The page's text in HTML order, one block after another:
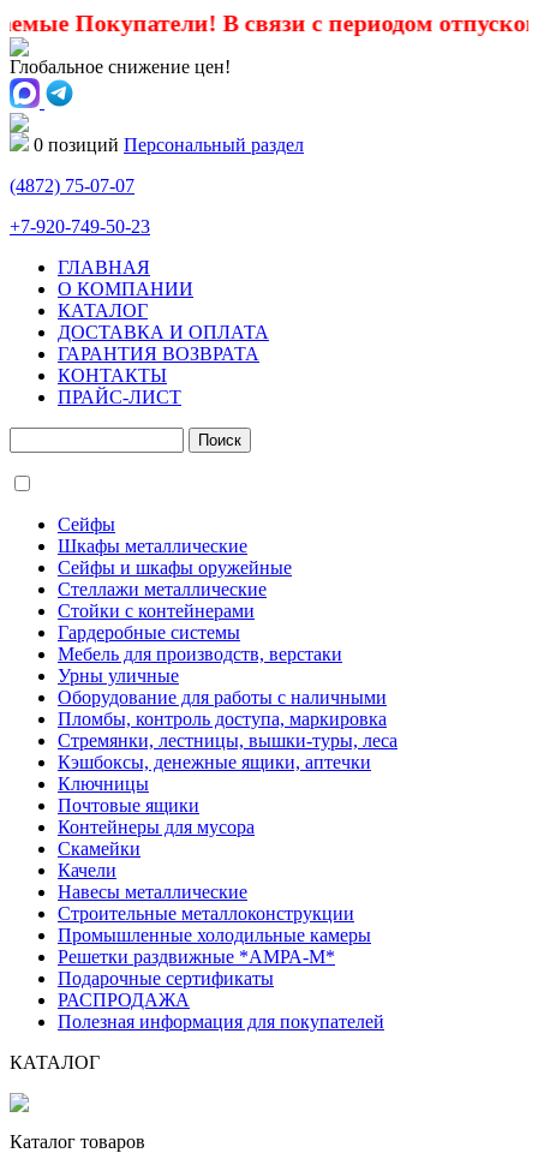
Покупатели! В связи с периодом отпусков
Глобальное снижение цен!
0 позиций Персональный раздел
(4872) 75-07-07
+7-920-749-50-23
ГЛАВНАЯ
О КОМПАНИИ
КАТАЛОГ
ДОСТАВКА И ОПЛАТА
ГАРАНТИЯ ВОЗВРАТА
КОНТАКТЫ
ПРАЙС-ЛИСТ
Сейфы
Шкафы металлические
Сейфы и шкафы оружейные
Стеллажи металлические
Стойки с контейнерами
Гардеробные системы
Мебель для производств, верстаки
Урны уличные
Оборудование для работы с наличными
Пломбы, контроль доступа, маркировка
Стремянки, лестницы, вышки-туры, леса
Кэшбоксы, денежные ящики, аптечки
Ключницы
Почтовые ящики
Контейнеры для мусора
Скамейки
Качели
Навесы металлические
Строительные металлоконструкции
Промышленные холодильные камеры
Решетки раздвижные *АМРА-М*
Подарочные сертификаты
РАСПРОДАЖА
Полезная информация для покупателей
КАТАЛОГ
Каталог товаров